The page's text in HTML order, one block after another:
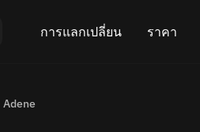
การแลกเปลี่ยน
แลกเปลี่ยน ETH บน USDT
ราคา
Adene